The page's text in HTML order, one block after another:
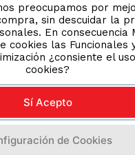
preocupamos por
sin descuidar la
En consecuencia
cookies las Funcionales
¿consiente el
cookies?
Sí Acepto
de Cookies